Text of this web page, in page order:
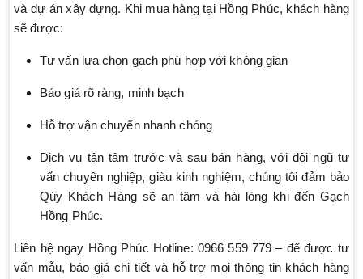
và dự án xây dựng. Khi mua hàng tại Hồng Phúc, khách hàng
sẽ được:
Tư vấn lựa chọn gạch phù hợp với không gian
Báo giá rõ ràng, minh bạch
Hỗ trợ vận chuyển nhanh chóng
Dịch vụ tận tâm trước và sau bán hàng, với đội ngũ tư
vấn chuyên nghiệp, giàu kinh nghiệm, chúng tôi đảm bảo
Qúy Khách Hàng sẽ an tâm và hài lòng khi đến Gạch
Hồng Phúc.
Liên hệ ngay Hồng Phúc Hotline: 0966 559 779 – để được tư
vấn mẫu, báo giá chi tiết và hỗ trợ mọi thông tin khách hàng